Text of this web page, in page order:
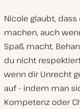
Nicole glaubt, dass
machen, auch
Spaß macht.
du nicht
wenn dir Unrecht
auf – indem man
Kompetenz oder